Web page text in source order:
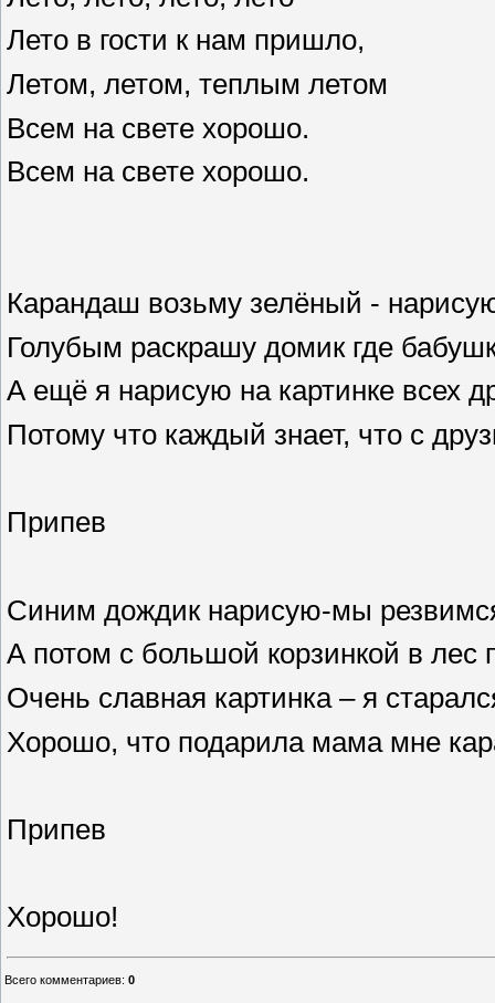
Лето в гости к нам пришло,
Летом, летом, теплым летом
Всем на свете хорошо.
Всем на свете хорошо.
Карандаш возьму зелёный -
Голубым раскрашу домик где
А ещё я нарисую на картинке всех
Потому что каждый знает, что с
Припев
Синим дождик нарисую-мы
А потом с большой корзинкой в лес
Очень славная картинка – я
Хорошо, что подарила мама мне
Припев
Хорошо!
Всего комментариев: 0